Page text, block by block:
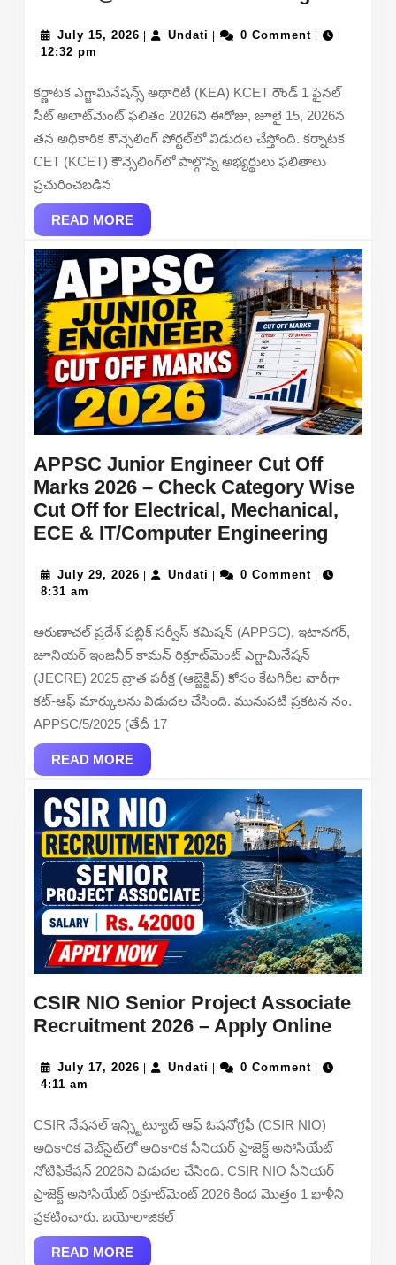
July 15, 2026 July
Undati Undati0 Comment
12:32 pm
కర్ణాటక ఎగ్జామినేషన్స్ అథారిటీ (KEA) KCET రౌండ్ 1 ఫైనల్
సీట్ అలాట్‌మెంట్ ఫలితం 2026ని ఈరోజు, జూలై 15, 2026న
తన అధికారిక కౌన్సెలింగ్ పోర్టల్‌లో విడుదల చేస్తోంది. కర్నాటక
CET (KCET) కౌన్సెలింగ్‌లో పాల్గొన్న అభ్యర్థులు ఫలితాలు
ప్రచురించబడిన
READ MOREREAD
MORE
APPSC Junior Engineer Cut Off
Marks 2026 – Check Category Wise
Cut Off for Electrical, Mechanical,
ECE & IT/Computer Engineering
Off
–
Cut
Off
for
ECE
&
IT/
July 29, 2026 July
| Undati Undati
| 0 Comment |
8:31 am
అరుణాచల్ ప్రదేశ్ పబ్లిక్ సర్వీస్ కమిషన్ (APPSC), ఇటానగర్,
జూనియర్ ఇంజనీర్ కామన్ రిక్రూట్‌మెంట్ ఎగ్జామినేషన్
(JECRE) 2025 వ్రాత పరీక్ష (ఆబ్జెక్టివ్) కోసం కేటగిరీల వారీగా
కట్-ఆఫ్ మార్కులను విడుదల చేసింది. మునుపటి ప్రకటన నం.
APPSC/5/2025 (తేదీ 17
READ MOREREAD
MORE
CSIR NIO Senior Project Associate
Recruitment 2026 – Apply OnlineCSIR
Senior
2026
–
July 17, 2026 July
| Undati Undati
| 0 Comment |
4:11 am
CSIR నేషనల్ ఇన్స్టిట్యూట్ ఆఫ్ ఓషనోగ్రఫీ (CSIR NIO)
అధికారిక వెబ్‌సైట్‌లో అధికారిక సీనియర్ ప్రాజెక్ట్ అసోసియేట్
నోటిఫికేషన్ 2026ని విడుదల చేసింది. CSIR NIO సీనియర్
ప్రాజెక్ట్ అసోసియేట్ రిక్రూట్‌మెంట్ 2026 కింద మొత్తం 1 ఖాళీని
ప్రకటించారు. బయోలాజికల్
READ MOREREAD